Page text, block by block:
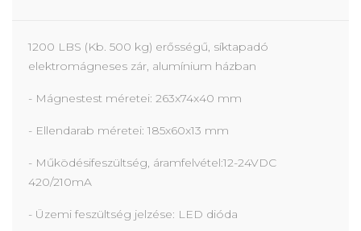
1200 LBS (Kb. 500 kg) erősségű, síktapadó
elektromágneses zár, alumínium házban
- Mágnestest méretei: 263x74x40 mm
- Ellendarab méretei: 185x60x13 mm
- Működésifeszültség, áramfelvétel:12-24VDC
420/210mA
- Üzemi feszültség jelzése: LED dióda